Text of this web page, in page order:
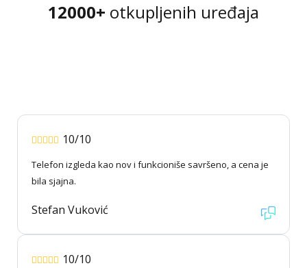
12000+ otkupljenih uređaja
10/10
Telefon izgleda kao nov i funkcioniše savršeno, a cena je
bila sjajna.
Stefan Vuković
10/10